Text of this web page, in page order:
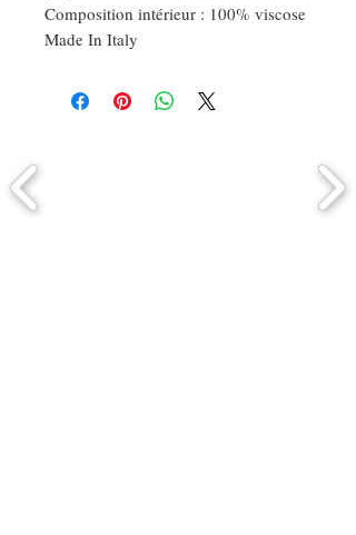
Composition intérieur : 100% viscose
Made In Italy